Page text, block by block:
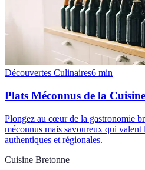
Découvertes Culinaires6 min
Plats Méconnus de la
Plongez au cœur de la gastronomie
méconnus mais savoureux qui valent
authentiques et régionales.
Cuisine Bretonne